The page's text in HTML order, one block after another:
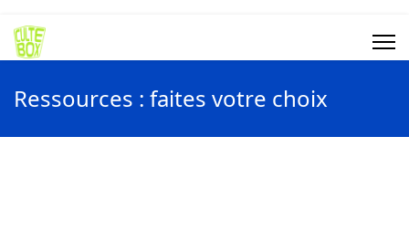
Ressources : faites votre choix